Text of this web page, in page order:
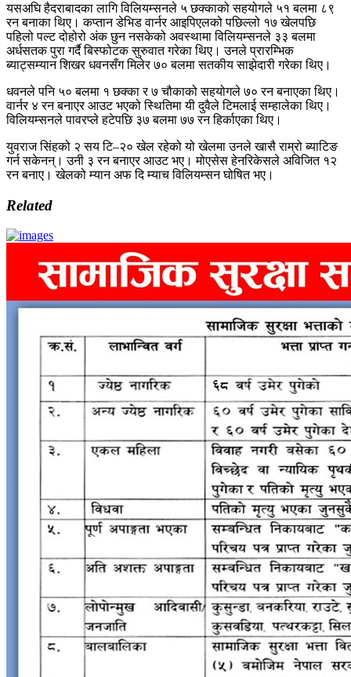
यसअघि हैदराबादका लागि विलियम्सनले ५ छक्काको सहयोगले ५१ बलमा ८९
रन बनाका थिए। कप्तान डेभिड वार्नर आइपिएलको पछिल्लो १७ खेलपछि
पहिलो पल्ट दोहोरो अंक छुन नसकेको अवस्थामा विलियम्सनले ३३ बलमा
अर्धसतक पुरा गर्दै बिस्फोटक सुरुवात गरेका थिए। उनले प्रारम्भिक
ब्याट्सम्यान शिखर धवनसँग मिलेर ७० बलमा सतकीय साझेदारी गरेका थिए।
धवनले पनि ५० बलमा १ छक्का र ७ चौकाको सहयोगले ७० रन बनाएका थिए।
वार्नर ४ रन बनाएर आउट भएको स्थितिमा यी दुवैले टिमलाई सम्हालेका थिए।
विलियम्सनले पावरप्ले हटेपछि ३७ बलमा ७७ रन हिर्काएका थिए।
युवराज सिंहको २ सय टि–२० खेल रहेको यो खेलमा उनले खासै राम्रो ब्याटिङ
गर्न सकेनन्। उनी ३ रन बनाएर आउट भए। मोएसेस हेनरिकेसले अविजित १२
रन बनाए। खेलको म्यान अफ दि म्याच विलियम्सन घोषित भए।
Related